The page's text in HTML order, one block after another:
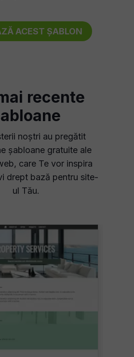
ACEST ȘABLON
recente
noștri au pregătit
șabloane gratuite ale
care Te vor inspira
drept bază pentru site-
ul Tău.